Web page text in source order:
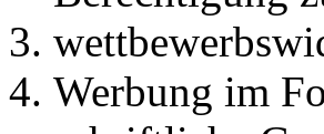
Werbung im